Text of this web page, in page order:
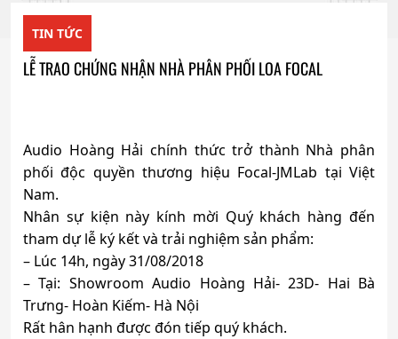
TIN TỨC
LỄ TRAO CHỨNG NHẬN NHÀ PHÂN PHỐI LOA FOCAL
Audio Hoàng Hải chính thức trở thành Nhà phân
phối độc quyền thương hiệu Focal-JMLab tại Việt
Nam.
Nhân sự kiện này kính mời Quý khách hàng đến
tham dự lễ ký kết và trải nghiệm sản phẩm:
– Lúc 14h, ngày 31/08/2018
– Tại: Showroom Audio Hoàng Hải- 23D- Hai Bà
Trưng- Hoàn Kiếm- Hà Nội
Rất hân hạnh được đón tiếp quý khách.